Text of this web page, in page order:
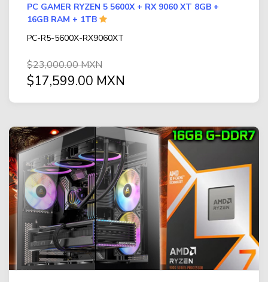
FAX
TECLADOS
PC GAMER BASICA
TODAS LAS CATEGORÍAS
PC GAMER RYZEN 5 5600X + RX 9060 XT 8GB +
16GB RAM + 1TB
PC-R5-5600X-RX9060XT
$23,000.00 MXN
$17,599.00 MXN